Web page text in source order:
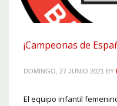
¡Campeonas de
DOMINGO, 27 JUNIO 2021 BY
El equipo infantil